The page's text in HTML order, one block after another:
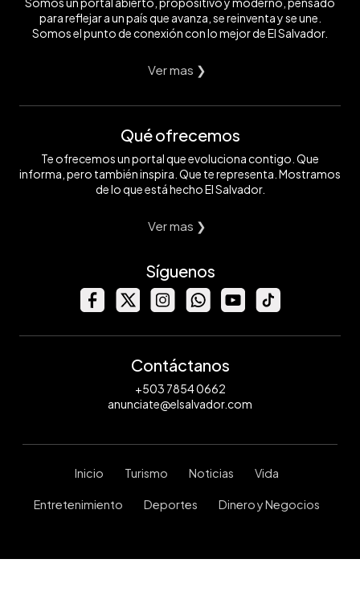
para reflejar a un país que avanza, se reinventa y se une.
Somos el punto de conexión con lo mejor de El Salvador.
Ver mas ❯
Qué ofrecemos
Te ofrecemos un portal que evoluciona contigo. Que
informa, pero también inspira. Que te representa. Mostramos
de lo que está hecho El Salvador.
Ver mas ❯
Síguenos
Contáctanos
+503 7854 0662
anunciate@elsalvador.com
Inicio Turismo Noticias Vida
Entretenimiento Deportes Dinero y Negocios